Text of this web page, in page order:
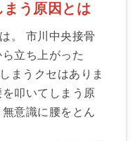
う原因とは
。 市川中央接骨
立ち上がった
まうクセはありま
叩いてしまう原
意識に腰をとん